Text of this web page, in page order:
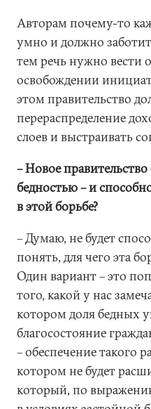
Авторам почему-то
умно и должно
тем речь нужно вести
освобождении
этом правительство
перераспределение
слоев и выстраивать
– Новое правительство
бедностью –и
в этой борьбе?
– Думаю, не будет
понять, для чего эта
Один вариант – это
того, какой у нас
котором доля бедных
благосостояние
– обеспечение такого
котором не будет
который, по